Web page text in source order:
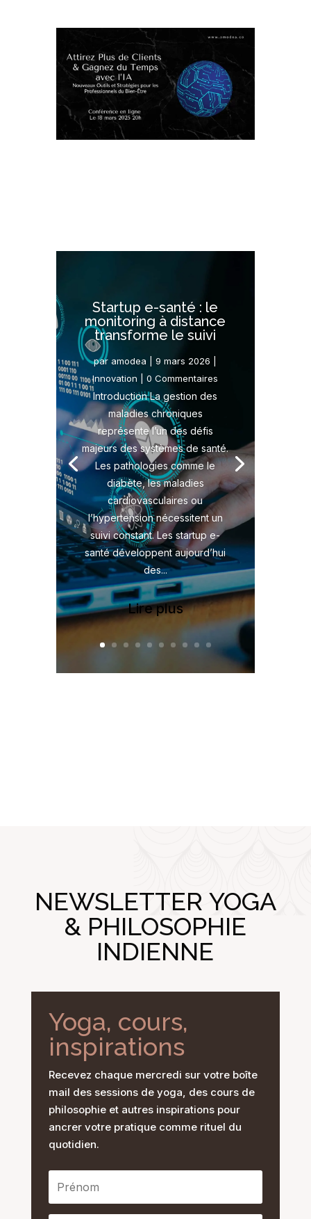
Startup e-santé : le
monitoring à distance
transforme le suivi
par amodea |9 mars 2026
Innovation | 0 Commentaires
Introduction La gestion des
maladies chroniques
représente l’un des défis
majeurs des systèmes de santé.
Les pathologies comme le
diabète, les maladies
cardiovasculaires ou
l’hypertension nécessitent un
suivi constant. Les startup e-
santé développent aujourd’hui
des...
Lire plus
NEWSLETTER YOGA
& PHILOSOPHIE
INDIENNE
Yoga, cours,
inspirations
Recevez chaque mercredi sur votre boîte
mail des sessions de yoga, des cours de
philosophie et autres inspirations pour
ancrer votre pratique comme rituel du
quotidien.